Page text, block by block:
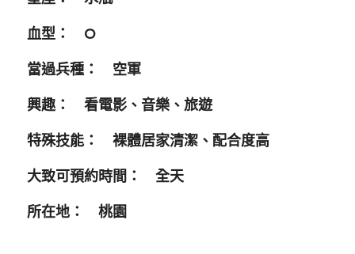
血型：　O
當過兵種：　空軍
興趣：　看電影、音樂、旅遊
特殊技能：　裸體居家清潔、配合度高
大致可預約時間：　全天
所在地：　桃園